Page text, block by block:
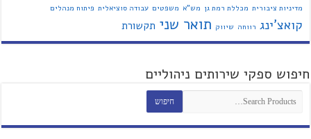
מדיניות ציבורית מכללת רמת גן מש"א משפטים עבודה סוציאלית פיתוח מנהלים
קואצ'ינג רווחה שיווק תואר שני תקשורת
חיפוש ספקי שירותים ניהוליים